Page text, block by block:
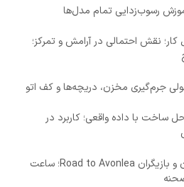
رسوب‌زدایی تمام مدل‌ها
کار؛ نقش احتمالی در آرامش و تمرکز؛
جرم‌گیری مخزن، دریچه‌ها و کف اتو
ساخت با داده واقعی؛ کاربرد در
سریال قصه‌های جزیره؛ داستان و بازیگران Road to Avonlea؛ ساعت